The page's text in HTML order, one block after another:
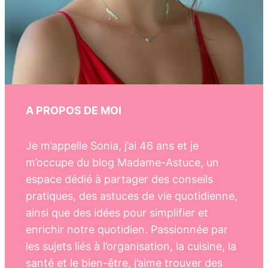
A PROPOS DE MOI
Je m’appelle Sonia, j’ai 46 ans et je
m’occupe du blog Madame-Astuce, un
espace dédié à partager des conseils
pratiques, des astuces de vie quotidienne,
ainsi que des idées pour simplifier et
enrichir notre quotidien. Passionnée par
les sujets liés à l’organisation, la cuisine, la
santé et le bien-être, j’aime trouver des